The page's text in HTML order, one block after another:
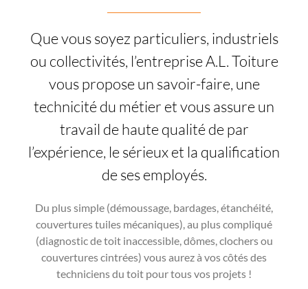
Que vous soyez particuliers, industriels
ou collectivités, l’entreprise A.L. Toiture
vous propose un savoir-faire, une
technicité du métier et vous assure un
travail de haute qualité de par
l’expérience, le sérieux et la qualification
de ses employés.
Du plus simple (démoussage, bardages, étanchéité,
couvertures tuiles mécaniques), au plus compliqué
(diagnostic de toit inaccessible, dômes, clochers ou
couvertures cintrées) vous aurez à vos côtés des
techniciens du toit pour tous vos projets !